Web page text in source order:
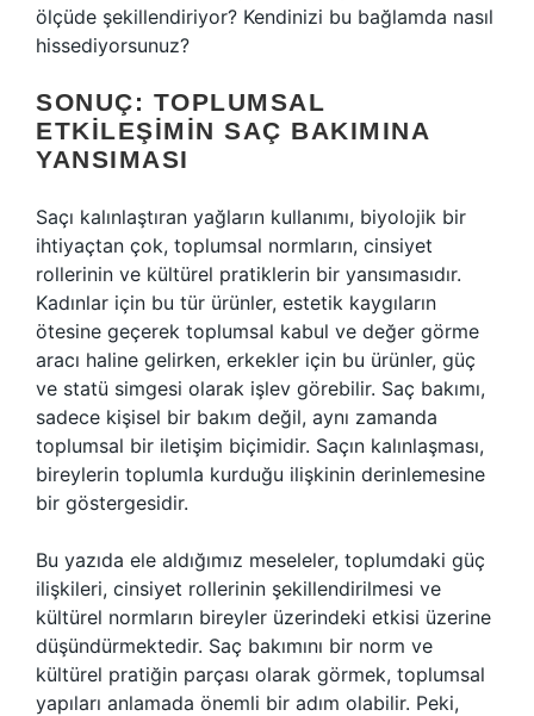
ölçüde şekillendiriyor? Kendinizi bu bağlamda nasıl
hissediyorsunuz?
SONUÇ: TOPLUMSAL
ETKILEŞIMIN SAÇ BAKIMINA
YANSIMASI
Saçı kalınlaştıran yağların kullanımı, biyolojik bir
ihtiyaçtan çok, toplumsal normların, cinsiyet
rollerinin ve kültürel pratiklerin bir yansımasıdır.
Kadınlar için bu tür ürünler, estetik kaygıların
ötesine geçerek toplumsal kabul ve değer görme
aracı haline gelirken, erkekler için bu ürünler, güç
ve statü simgesi olarak işlev görebilir. Saç bakımı,
sadece kişisel bir bakım değil, aynı zamanda
toplumsal bir iletişim biçimidir. Saçın kalınlaşması,
bireylerin toplumla kurduğu ilişkinin derinlemesine
bir göstergesidir.
Bu yazıda ele aldığımız meseleler, toplumdaki güç
ilişkileri, cinsiyet rollerinin şekillendirilmesi ve
kültürel normların bireyler üzerindeki etkisi üzerine
düşündürmektedir. Saç bakımını bir norm ve
kültürel pratiğin parçası olarak görmek, toplumsal
yapıları anlamada önemli bir adım olabilir. Peki,